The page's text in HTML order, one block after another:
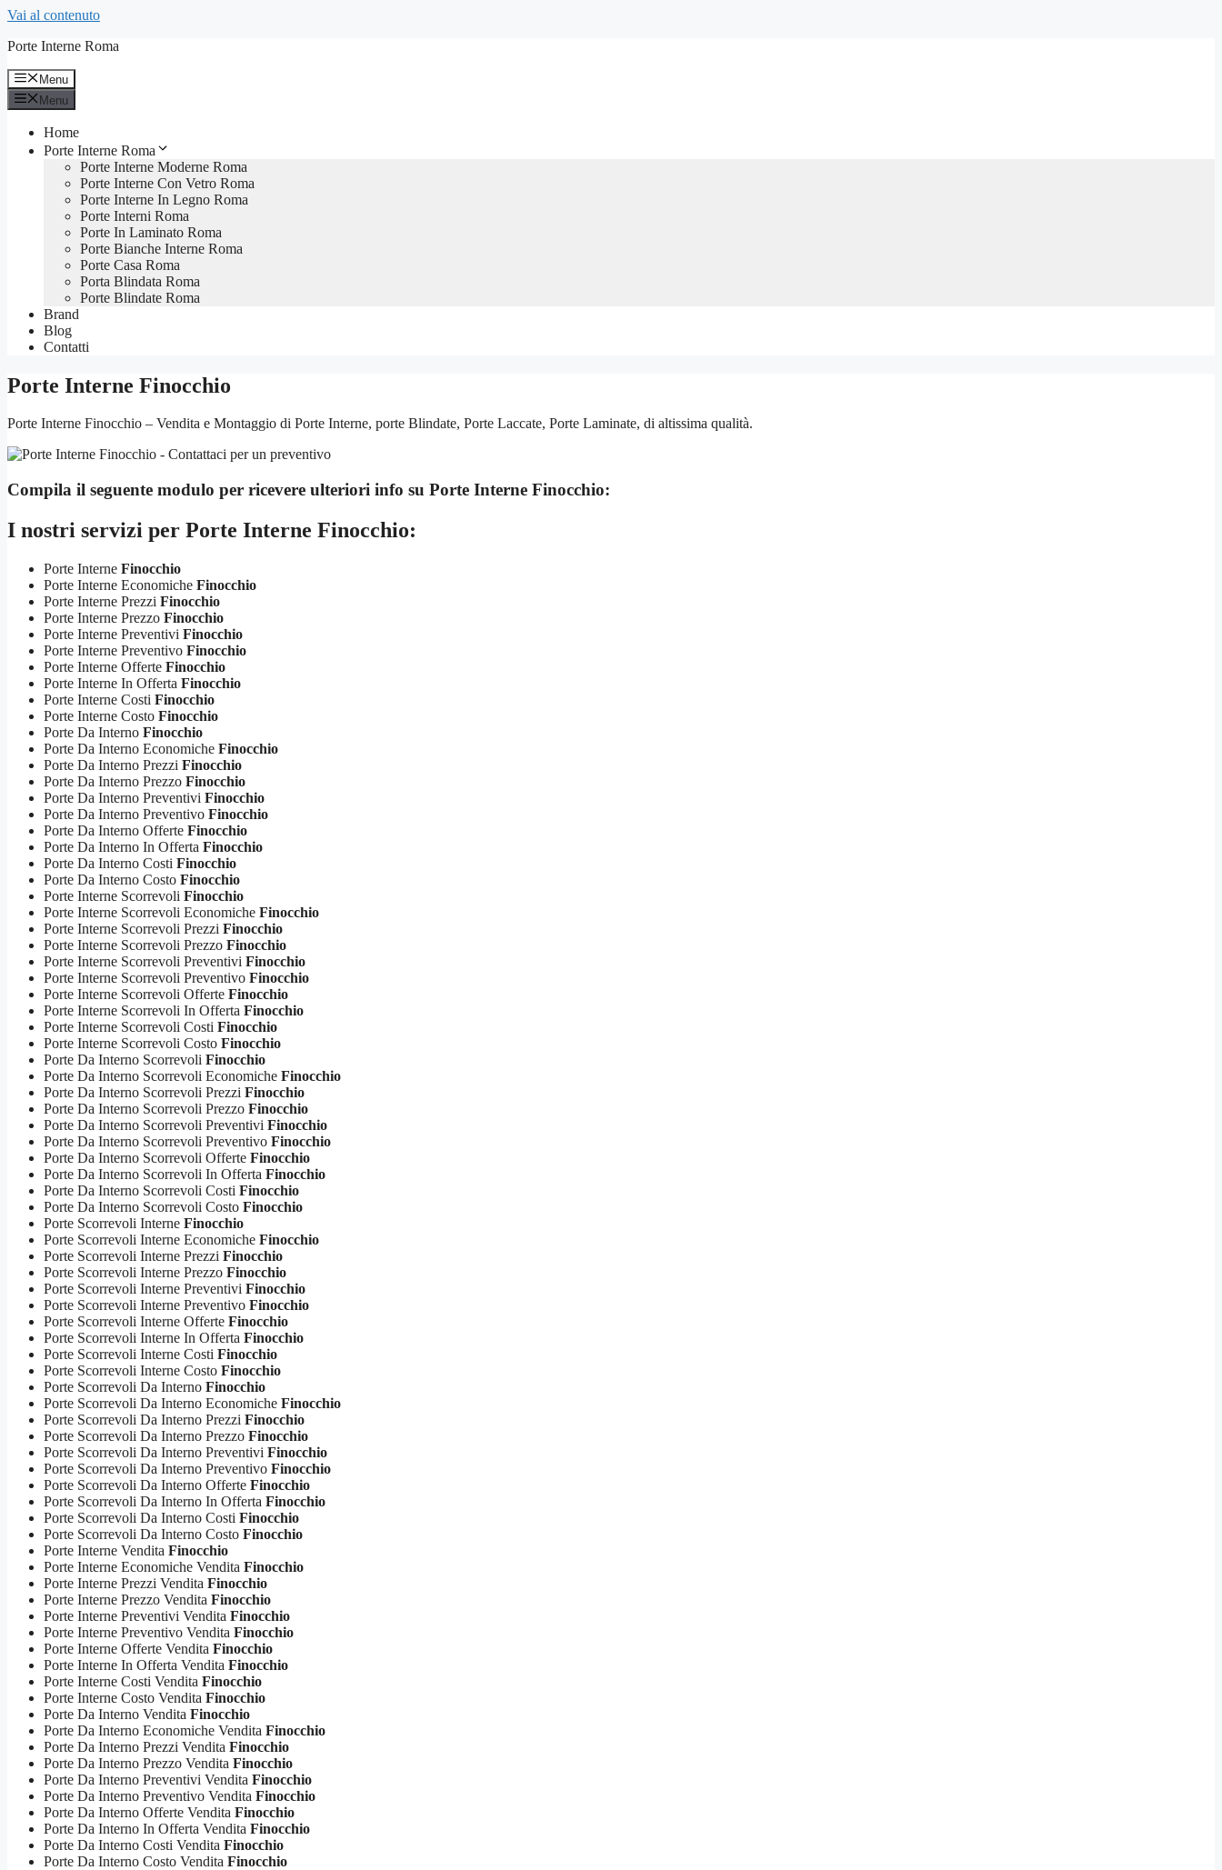
Vai al contenuto
Porte Interne Roma
Menu
Menu
Home
Porte Interne Roma
Porte Interne Moderne Roma
Porte Interne Con Vetro Roma
Porte Interne In Legno Roma
Porte Interni Roma
Porte In Laminato Roma
Porte Bianche Interne Roma
Porte Casa Roma
Porta Blindata Roma
Porte Blindate Roma
Brand
Blog
Contatti
Porte Interne Finocchio
Porte Interne Finocchio – Vendita e Montaggio di Porte Interne, porte Blindate, Porte Laccate, Porte Laminate, di altissima qualità.
Compila il seguente modulo per ricevere ulteriori info su Porte Interne Finocchio:
I nostri servizi per Porte Interne Finocchio:
Porte Interne Finocchio
Porte Interne Economiche Finocchio
Porte Interne Prezzi Finocchio
Porte Interne Prezzo Finocchio
Porte Interne Preventivi Finocchio
Porte Interne Preventivo Finocchio
Porte Interne Offerte Finocchio
Porte Interne In Offerta Finocchio
Porte Interne Costi Finocchio
Porte Interne Costo Finocchio
Porte Da Interno Finocchio
Porte Da Interno Economiche Finocchio
Porte Da Interno Prezzi Finocchio
Porte Da Interno Prezzo Finocchio
Porte Da Interno Preventivi Finocchio
Porte Da Interno Preventivo Finocchio
Porte Da Interno Offerte Finocchio
Porte Da Interno In Offerta Finocchio
Porte Da Interno Costi Finocchio
Porte Da Interno Costo Finocchio
Porte Interne Scorrevoli Finocchio
Porte Interne Scorrevoli Economiche Finocchio
Porte Interne Scorrevoli Prezzi Finocchio
Porte Interne Scorrevoli Prezzo Finocchio
Porte Interne Scorrevoli Preventivi Finocchio
Porte Interne Scorrevoli Preventivo Finocchio
Porte Interne Scorrevoli Offerte Finocchio
Porte Interne Scorrevoli In Offerta Finocchio
Porte Interne Scorrevoli Costi Finocchio
Porte Interne Scorrevoli Costo Finocchio
Porte Da Interno Scorrevoli Finocchio
Porte Da Interno Scorrevoli Economiche Finocchio
Porte Da Interno Scorrevoli Prezzi Finocchio
Porte Da Interno Scorrevoli Prezzo Finocchio
Porte Da Interno Scorrevoli Preventivi Finocchio
Porte Da Interno Scorrevoli Preventivo Finocchio
Porte Da Interno Scorrevoli Offerte Finocchio
Porte Da Interno Scorrevoli In Offerta Finocchio
Porte Da Interno Scorrevoli Costi Finocchio
Porte Da Interno Scorrevoli Costo Finocchio
Porte Scorrevoli Interne Finocchio
Porte Scorrevoli Interne Economiche Finocchio
Porte Scorrevoli Interne Prezzi Finocchio
Porte Scorrevoli Interne Prezzo Finocchio
Porte Scorrevoli Interne Preventivi Finocchio
Porte Scorrevoli Interne Preventivo Finocchio
Porte Scorrevoli Interne Offerte Finocchio
Porte Scorrevoli Interne In Offerta Finocchio
Porte Scorrevoli Interne Costi Finocchio
Porte Scorrevoli Interne Costo Finocchio
Porte Scorrevoli Da Interno Finocchio
Porte Scorrevoli Da Interno Economiche Finocchio
Porte Scorrevoli Da Interno Prezzi Finocchio
Porte Scorrevoli Da Interno Prezzo Finocchio
Porte Scorrevoli Da Interno Preventivi Finocchio
Porte Scorrevoli Da Interno Preventivo Finocchio
Porte Scorrevoli Da Interno Offerte Finocchio
Porte Scorrevoli Da Interno In Offerta Finocchio
Porte Scorrevoli Da Interno Costi Finocchio
Porte Scorrevoli Da Interno Costo Finocchio
Porte Interne Vendita Finocchio
Porte Interne Economiche Vendita Finocchio
Porte Interne Prezzi Vendita Finocchio
Porte Interne Prezzo Vendita Finocchio
Porte Interne Preventivi Vendita Finocchio
Porte Interne Preventivo Vendita Finocchio
Porte Interne Offerte Vendita Finocchio
Porte Interne In Offerta Vendita Finocchio
Porte Interne Costi Vendita Finocchio
Porte Interne Costo Vendita Finocchio
Porte Da Interno Vendita Finocchio
Porte Da Interno Economiche Vendita Finocchio
Porte Da Interno Prezzi Vendita Finocchio
Porte Da Interno Prezzo Vendita Finocchio
Porte Da Interno Preventivi Vendita Finocchio
Porte Da Interno Preventivo Vendita Finocchio
Porte Da Interno Offerte Vendita Finocchio
Porte Da Interno In Offerta Vendita Finocchio
Porte Da Interno Costi Vendita Finocchio
Porte Da Interno Costo Vendita Finocchio